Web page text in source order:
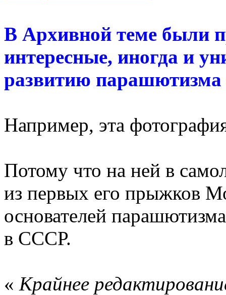
В Архивной теме были
интересные, иногда и
развитию парашютизма
Например, эта
Потому что на ней в
из первых его прыжков
основателей
в СССР.
« Крайнее